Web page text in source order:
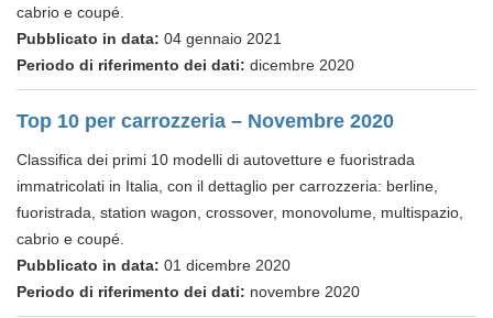
cabrio e coupé.
Pubblicato in data: 04 gennaio 2021
Periodo di riferimento dei dati: dicembre 2020
Top 10 per carrozzeria – Novembre 2020
Classifica dei primi 10 modelli di autovetture e fuoristrada
immatricolati in Italia, con il dettaglio per carrozzeria: berline,
fuoristrada, station wagon, crossover, monovolume, multispazio,
cabrio e coupé.
Pubblicato in data: 01 dicembre 2020
Periodo di riferimento dei dati: novembre 2020